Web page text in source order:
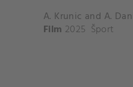
Film 2025 Šport